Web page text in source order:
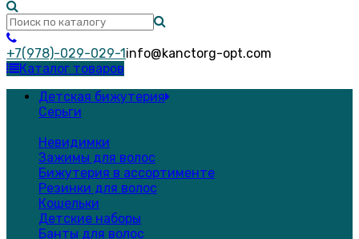
+7(978)-029-029-1info@kanctorg-opt.com
Каталог товаров
Детская бижутерия
Серьги
Невидимки
Зажимы для волос
Бижутерия в ассортименте
Резинки для волос
Кошельки
Детские наборы
Банты для волос